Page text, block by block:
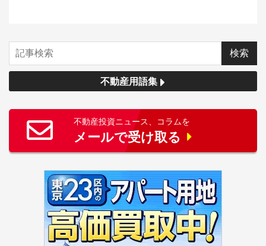
不動産用語集
不動産投資ニュース、コラムを
メールで受け取る